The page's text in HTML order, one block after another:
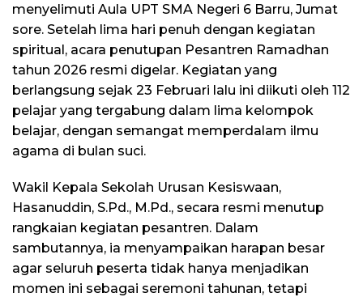
menyelimuti Aula UPT SMA Negeri 6 Barru, Jumat
sore. Setelah lima hari penuh dengan kegiatan
spiritual, acara penutupan Pesantren Ramadhan
tahun 2026 resmi digelar. Kegiatan yang
berlangsung sejak 23 Februari lalu ini diikuti oleh 112
pelajar yang tergabung dalam lima kelompok
belajar, dengan semangat memperdalam ilmu
agama di bulan suci.
Wakil Kepala Sekolah Urusan Kesiswaan,
Hasanuddin, S.Pd., M.Pd., secara resmi menutup
rangkaian kegiatan pesantren. Dalam
sambutannya, ia menyampaikan harapan besar
agar seluruh peserta tidak hanya menjadikan
momen ini sebagai seremoni tahunan, tetapi